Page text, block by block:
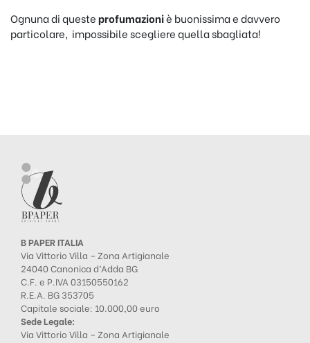
Ognuna di questeprofumazioniè buonissima e davvero
particolare, impossibile scegliere quella sbagliata!
B PAPER ITALIA
Via Vittorio Villa – Zona Artigianale
24040 Canonica d’Adda BG
C.F. e P.IVA 03150550162
R.E.A. BG 353705
Capitale sociale: 10.000,00 euro
Sede Legale:
Via Vittorio Villa – Zona Artigianale